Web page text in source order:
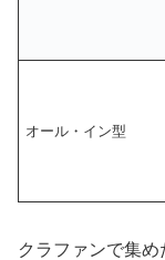
オール・イン型
クラファンで集